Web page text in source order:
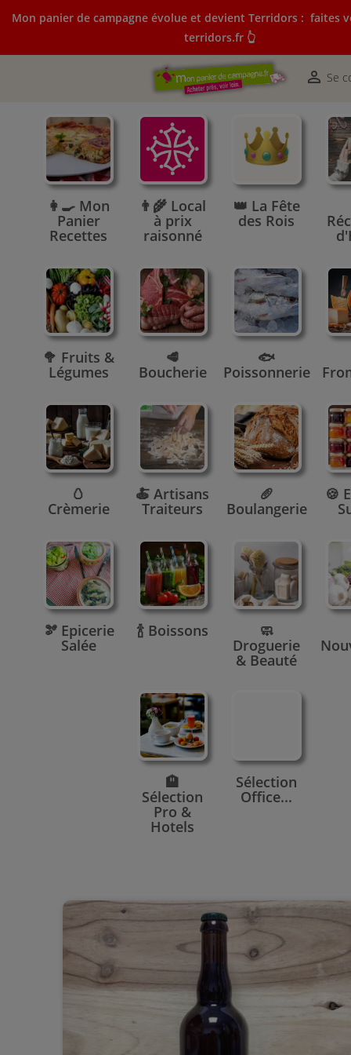
Mon panier de campagne évolue et devient Terridors : faites
terridors.fr 👆
 Se
Mon panier de campagne évolue et devient Terridors:
courses sur terridors.fr 👆
👩‍🍳 Mon
Panier
Recettes
👨‍🌾 Local
à prix
raisonné
👑 La Fête
des Rois
🥦 Fruits &
Légumes
🥩
Boucherie
🐟
Poissonnerie
🥚
Crèmerie
🍝 Artisans
Traiteurs
🥖
Boulangerie
🍪
🫘 Epicerie
Salée
🍾 Boissons 🧼
Droguerie
& Beauté
🏨
Sélection
Pro &
Hotels
Sélection
Office...